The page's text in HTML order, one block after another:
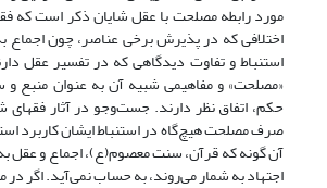
مورد رابطه مصلحت با عقل شایان ذکر است که
اختلافی که در پذیرش برخی عناصر، چون اجماع
استنباط و تفاوت دیدگاهی که در تفسیر عقل
«مصلحت» و مفاهیمی شبیه آن به عنوان منبع
حکم، اتفاق نظر دارند. جست‌وجو در آثار
صرف مصلحت هیچ‌گاه در استنباط ایشان کاربرد
آن گونه که قرآن، سنت معصوم(ع)، اجماع و عقل
اجتهاد به شمار می‌روند، به حساب نمی‌آید. اگر در